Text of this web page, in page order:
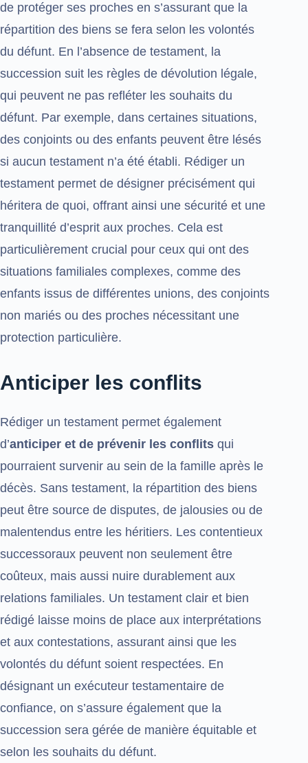
de protéger ses proches en s’assurant que la
répartition des biens se fera selon les volontés
du défunt. En l’absence de testament, la
succession suit les règles de dévolution légale,
qui peuvent ne pas refléter les souhaits du
défunt. Par exemple, dans certaines situations,
des conjoints ou des enfants peuvent être lésés
si aucun testament n’a été établi. Rédiger un
testament permet de désigner précisément qui
héritera de quoi, offrant ainsi une sécurité et une
tranquillité d’esprit aux proches. Cela est
particulièrement crucial pour ceux qui ont des
situations familiales complexes, comme des
enfants issus de différentes unions, des conjoints
non mariés ou des proches nécessitant une
protection particulière.
Anticiper les conflits
Rédiger un testament permet également
d’anticiper et de prévenir les conflits qui
pourraient survenir au sein de la famille après le
décès. Sans testament, la répartition des biens
peut être source de disputes, de jalousies ou de
malentendus entre les héritiers. Les contentieux
successoraux peuvent non seulement être
coûteux, mais aussi nuire durablement aux
relations familiales. Un testament clair et bien
rédigé laisse moins de place aux interprétations
et aux contestations, assurant ainsi que les
volontés du défunt soient respectées. En
désignant un exécuteur testamentaire de
confiance, on s’assure également que la
succession sera gérée de manière équitable et
selon les souhaits du défunt.